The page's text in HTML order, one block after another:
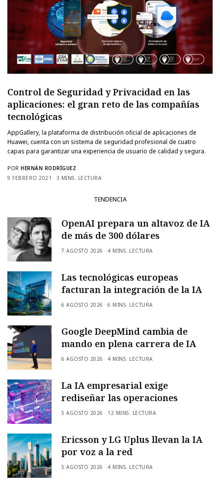
Control de Seguridad y Privacidad en las
aplicaciones: el gran reto de las compañías
tecnológicas
AppGallery, la plataforma de distribución oficial de aplicaciones de
Huawei, cuenta con un sistema de seguridad profesional de cuatro
capas para garantizar una experiencia de usuario de calidad y segura.
POR HERNÁN RODRÍGUEZ
9 FEBRERO 2021
3 MINS. LECTURA
TENDENCIA
OpenAI prepara un altavoz de IA
de más de 300 dólares
7 AGOSTO 2026 4 MINS. LECTURA
Las tecnológicas europeas
facturan la integración de la IA
6 AGOSTO 2026 6 MINS. LECTURA
Google DeepMind cambia de
mando en plena carrera de IA
6 AGOSTO 2026 4 MINS. LECTURA
La IA empresarial exige
rediseñar las operaciones
5 AGOSTO 2026 12 MINS. LECTURA
Ericsson y LG Uplus llevan la IA
por voz a la red
5 AGOSTO 2026 4 MINS. LECTURA